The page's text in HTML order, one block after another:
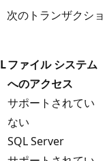
次のトランザクショ
ファイル システム
へのアクセス
サポートされてい
ない
SQL Server